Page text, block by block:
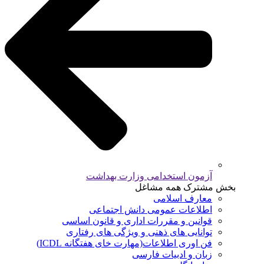
آزمون استخدامی وزارت بهداشت
بخش مشترک همه مشاغل
معارف اسلامی
اطلاعات عمومی دانش اجتماعی
قوانین و مقررات اداری و قانون اساسی
توانایی های ذهنی و ویژگی های رفتاری
فن اوری اطلاعات(مهارت خای هفتگانه ICDL)
زبان و ادبیات فارسی